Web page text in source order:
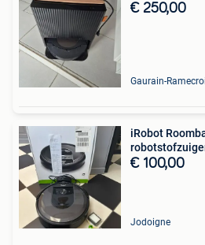
€ 250,00
Gaurain-
iRobot
€ 100,00
Jodoigne